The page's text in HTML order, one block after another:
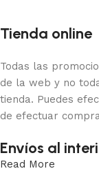
Tienda online
Todas las
de la web y no
tienda. Puedes
de efectuar
Envíos al
Read More